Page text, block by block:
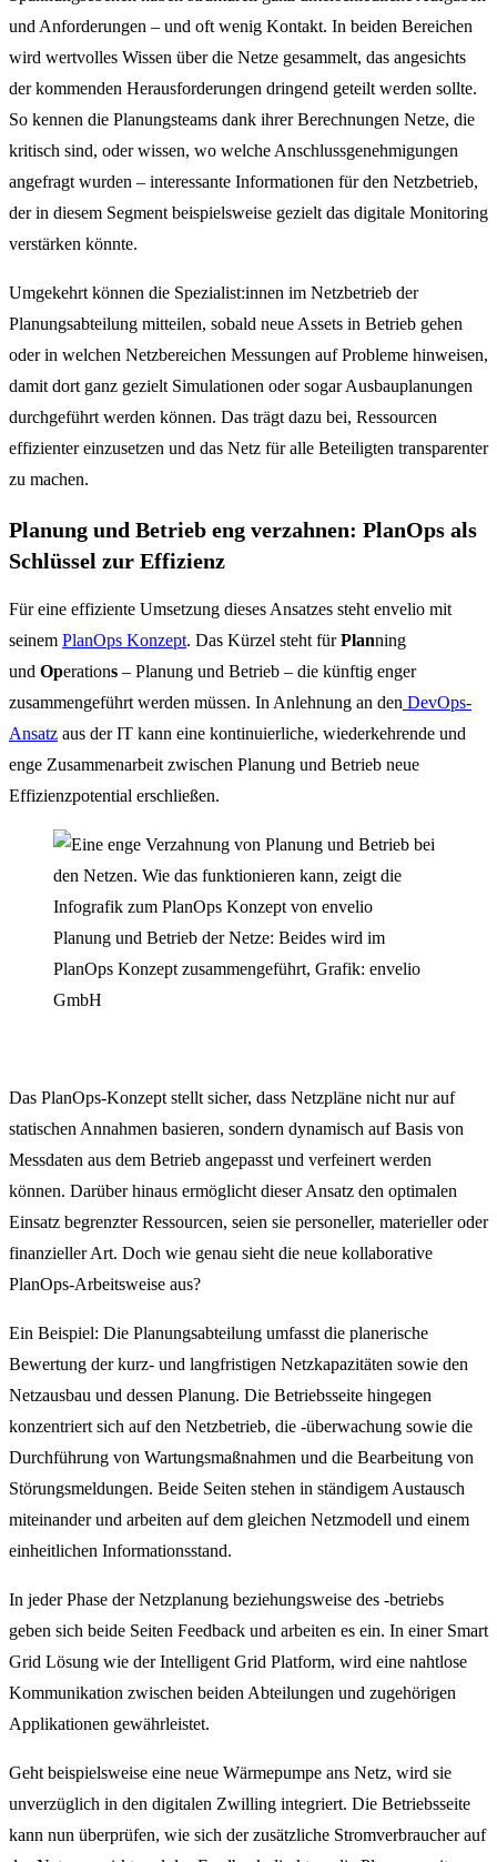
und Anforderungen – und oft wenig Kontakt. In beiden Bereichen
wird wertvolles Wissen über die Netze gesammelt, das angesichts
der kommenden Herausforderungen dringend geteilt werden sollte.
So kennen die Planungsteams dank ihrer Berechnungen Netze, die
kritisch sind, oder wissen, wo welche Anschlussgenehmigungen
angefragt wurden – interessante Informationen für den Netzbetrieb,
der in diesem Segment beispielsweise gezielt das digitale Monitoring
verstärken könnte.
Umgekehrt können die Spezialist:innen im Netzbetrieb der
Planungsabteilung mitteilen, sobald neue Assets in Betrieb gehen
oder in welchen Netzbereichen Messungen auf Probleme hinweisen,
damit dort ganz gezielt Simulationen oder sogar Ausbauplanungen
durchgeführt werden können. Das trägt dazu bei, Ressourcen
effizienter einzusetzen und das Netz für alle Beteiligten transparenter
zu machen.
Planung und Betrieb eng verzahnen: PlanOps als
Schlüssel zur Effizienz
Für eine effiziente Umsetzung dieses Ansatzes steht envelio mit
seinem PlanOps Konzept. Das Kürzel steht fürPlanning
und Operations – Planung und Betrieb – die künftig enger
zusammengeführt werden müssen. In Anlehnung an den DevOps-
Ansatz aus der IT kann eine kontinuierliche, wiederkehrende und
enge Zusammenarbeit zwischen Planung und Betrieb neue
Effizienzpotential erschließen.
Planung und Betrieb der Netze: Beides wird im
PlanOps Konzept zusammengeführt, Grafik: envelio
GmbH
Das PlanOps-Konzept stellt sicher, dass Netzpläne nicht nur auf
statischen Annahmen basieren, sondern dynamisch auf Basis von
Messdaten aus dem Betrieb angepasst und verfeinert werden
können. Darüber hinaus ermöglicht dieser Ansatz den optimalen
Einsatz begrenzter Ressourcen, seien sie personeller, materieller oder
finanzieller Art. Doch wie genau sieht die neue kollaborative
PlanOps-Arbeitsweise aus?
Ein Beispiel: Die Planungsabteilung umfasst die planerische
Bewertung der kurz- und langfristigen Netzkapazitäten sowie den
Netzausbau und dessen Planung. Die Betriebsseite hingegen
konzentriert sich auf den Netzbetrieb, die -überwachung sowie die
Durchführung von Wartungsmaßnahmen und die Bearbeitung von
Störungsmeldungen. Beide Seiten stehen in ständigem Austausch
miteinander und arbeiten auf dem gleichen Netzmodell und einem
einheitlichen Informationsstand.
In jeder Phase der Netzplanung beziehungsweise des -betriebs
geben sich beide Seiten Feedback und arbeiten es ein. In einer Smart
Grid Lösung wie der Intelligent Grid Platform, wird eine nahtlose
Kommunikation zwischen beiden Abteilungen und zugehörigen
Applikationen gewährleistet.
Geht beispielsweise eine neue Wärmepumpe ans Netz, wird sie
unverzüglich in den digitalen Zwilling integriert. Die Betriebsseite
kann nun überprüfen, wie sich der zusätzliche Stromverbraucher auf